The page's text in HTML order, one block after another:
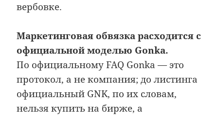
вербовке.
Маркетинговая обвязка расходится с
официальной моделью Gonka.
По официальному FAQ Gonka — это
протокол, а не компания; до листинга
официальный GNK, по их словам,
нельзя купить на бирже, а